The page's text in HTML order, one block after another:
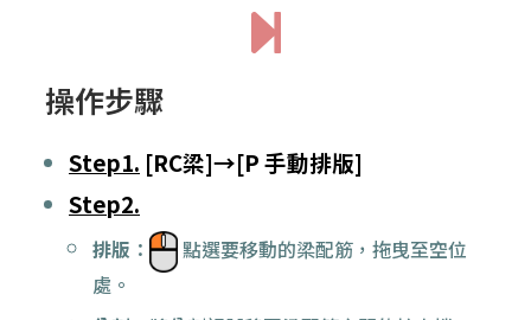
操作步驟
Step1. [RC梁]→[P 手動排版]
Step2.
排版 ：
點選要移動的梁配筋，拖曳至空位
處。